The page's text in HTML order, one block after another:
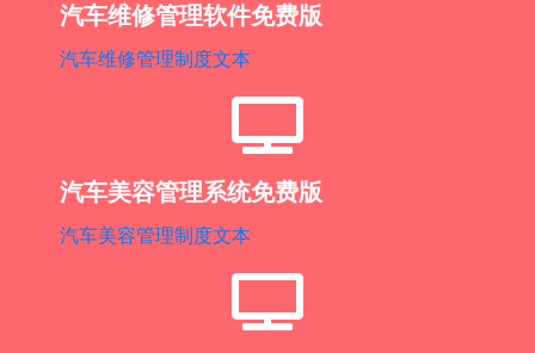
汽车维修管理软件免费版
汽车维修管理制度文本
汽车美容管理系统免费版
汽车美容管理制度文本